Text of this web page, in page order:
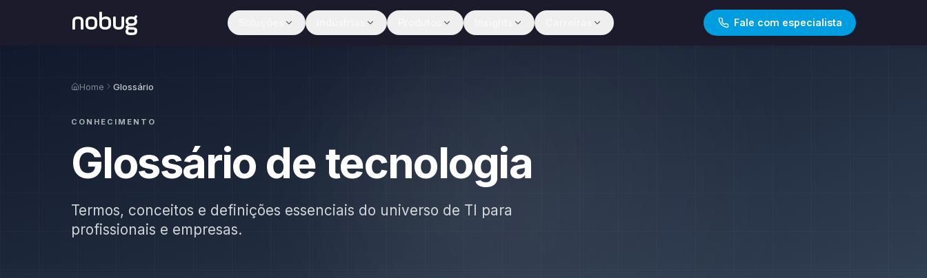
nobug Fale com especialista
Home Glossário
CONHECIMENTO
Glossário de tecnologia
Termos, conceitos e definições essenciais do universo de TI para
profissionais e empresas.